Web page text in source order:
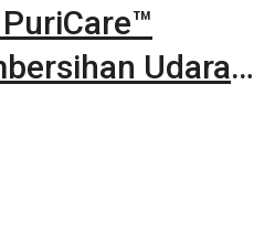
Udara